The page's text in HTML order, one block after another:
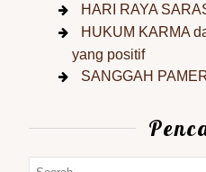
HARI RAYA
HUKUM KARMA
yang positif
SANGGAH